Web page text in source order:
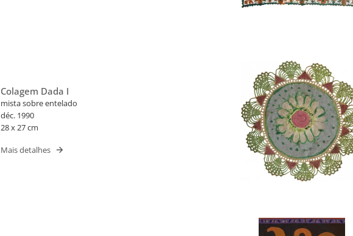
Colagem Dada I
mista sobre entelado
déc. 1990
28 x 27 cm
Mais detalhes